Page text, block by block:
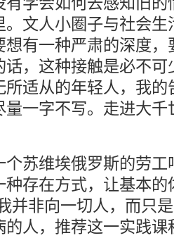
。文人小圈子与社会
想有一种严肃的深度
话，这种接触是必不
适从的年轻人，我的
量一字不写。走进大
维埃俄罗斯的劳工
种存在方式，让基本
并非向一切人，而只
的人，推荐这一实践